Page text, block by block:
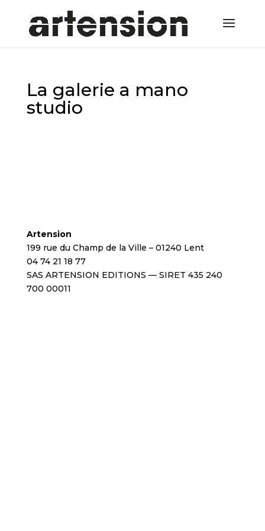
La galerie a mano
studio
Artension
199 rue du Champ de la Ville – 01240 Lent
04 74 21 18 77
SAS ARTENSION EDITIONS — SIRET 435 240
700 00011